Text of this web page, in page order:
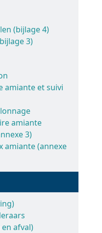
(bijlage 4)
3)
amiante et suivi
amiante
3)
amiante (annexe
afval)